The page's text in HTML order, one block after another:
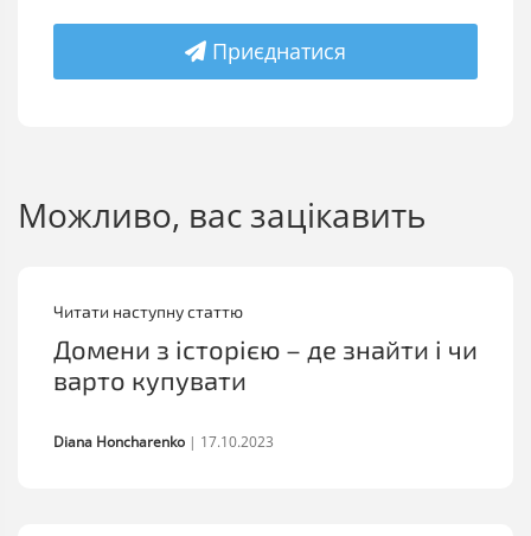
Приєднатися
Можливо, вас зацікавить
Читати наступну статтю
Домени з історією – де знайти і чи
варто купувати
Diana Honcharenko | 17.10.2023